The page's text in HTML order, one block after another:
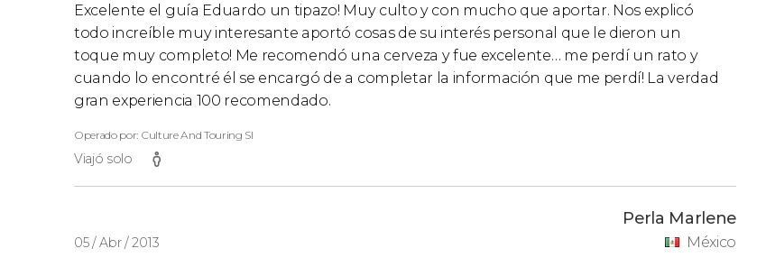
Excelente el guía Eduardo un tipazo! Muy culto y con mucho que aportar. Nos explicó
todo increíble muy interesante aportó cosas de su interés personal que le dieron un
toque muy completo! Me recomendó una cerveza y fue excelente… me perdí un rato y
cuando lo encontré él se encargó de a completar la información que me perdí! La verdad
gran experiencia 100 recomendado.
Operado por: Culture And Touring Sl
Viajó solo
05 / Abr / 2013
Perla Marlene
México